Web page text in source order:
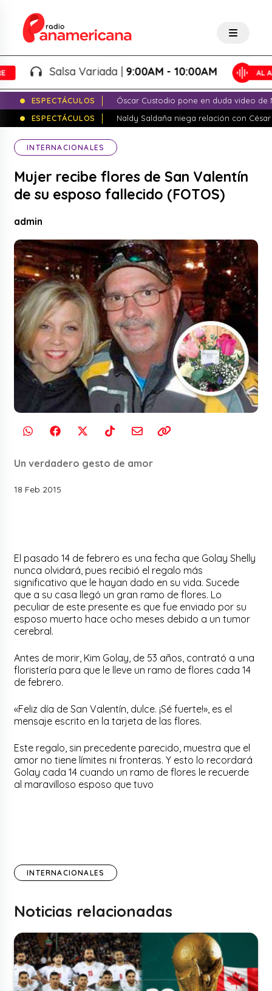
Salsa Variada |9:00AM - 10:00AM
ESPECTÁCULOS
Óscar Custodio pone en duda video de
ESPECTÁCULOS
Naldy Saldaña niega relación con
INTERNACIONALES
Mujer recibe flores de San Valentín
de su esposo fallecido (FOTOS)
admin
Un verdadero gesto de amor
18 Feb 2015
El pasado 14 de febrero es una fecha que Golay Shelly
nunca olvidará, pues recibió el regalo más
significativo que le hayan dado en su vida. Sucede
que a su casa llegó un gran ramo de flores. Lo
peculiar de este presente es que fue enviado por su
esposo muerto hace ocho meses debido a un tumor
cerebral.
Antes de morir, Kim Golay, de 53 años, contrató a una
floristería para que le lleve un ramo de flores cada 14
de febrero.
«Feliz día de San Valentín, dulce. ¡Sé fuerte!», es el
mensaje escrito en la tarjeta de las flores.
Este regalo, sin precedente parecido, muestra que el
amor no tiene límites ni fronteras. Y esto lo recordará
Golay cada 14 cuando un ramo de flores le recuerde
al maravilloso esposo que tuvo
INTERNACIONALES
Noticias relacionadas